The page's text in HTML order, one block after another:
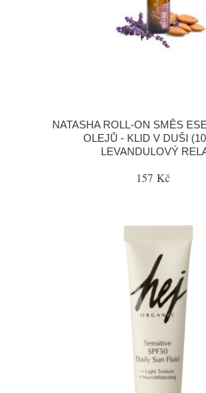
NATASHA ROLL-ON SMĚS
OLEJŮ - KLID V DUŠI
LEVANDULOVÝ
157 Kč